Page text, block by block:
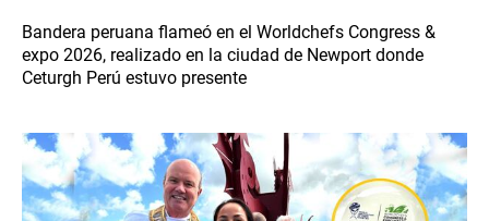
Bandera peruana flameó en el Worldchefs Congress &
expo 2026, realizado en la ciudad de Newport donde
Ceturgh Perú estuvo presente